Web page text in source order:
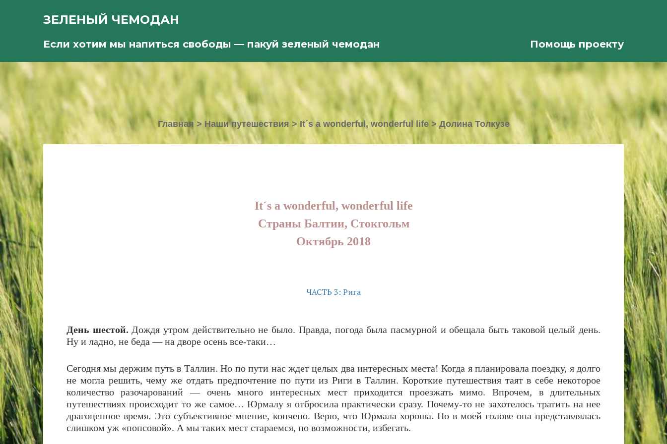
ЗЕЛЕНЫЙ ЧЕМОДАН
Если хотим мы напиться свободы — пакуй зеленый чемодан Помощь проекту
Главная > Наши путешествия > It´s a wonderful, wonderful life> Долина Толкузе
It´s a wonderful, wonderful life
Страны Балтии, Стокгольм
Октябрь 2018
ЧАСТЬ 3: Рига
День шестой. Дождя утром действительно не было. Правда, погода была пасмурной и обещала быть таковой целый день.
Ну и ладно, не беда — на дворе осень все-таки…
Сегодня мы держим путь в Таллин. Но по пути нас ждет целых два интересных места! Когда я планировала поездку, я долго
не могла решить, чему же отдать предпочтение по пути из Риги в Таллин. Короткие путешествия таят в себе некоторое
количество разочарований — очень много интересных мест приходится проезжать мимо. Впрочем, в длительных
путешествиях происходит то же самое… Юрмалу я отбросила практически сразу. Почему-то не захотелось тратить на нее
драгоценное время. Это субъективное мнение, кончено. Верю, что Юрмала хороша. Но в моей голове она представлялась
слишком уж «попсовой». А мы таких мест стараемся, по возможности, избегать.